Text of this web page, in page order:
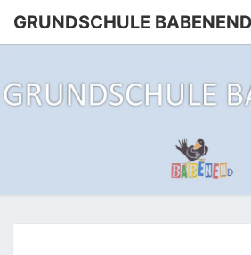
Skip
GRUNDSCHULE BABENEND